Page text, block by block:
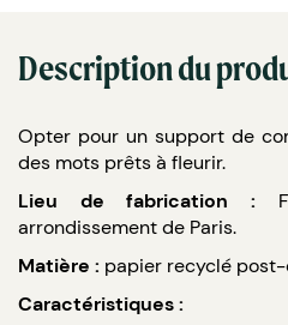
Description du
Opter pour un support de
des mots prêts à fleurir.
Lieu de fabrication :
arrondissement de Paris.
Matière : papier recyclé
Caractéristiques :